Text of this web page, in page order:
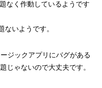
なく作動しているようです
いようです。
ジックアプリにバグがある
じゃないので大丈夫です。